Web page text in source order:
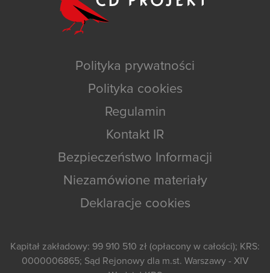
Polityka prywatności
Polityka cookies
Regulamin
Kontakt IR
Bezpieczeństwo Informacji
Niezamówione materiały
Deklaracje cookies
Kapitał zakładowy: 99 910 510 zł (opłacony w całości); KRS:
0000006865; Sąd Rejonowy dla m.st. Warszawy - XIV